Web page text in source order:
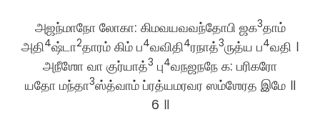
அஜந்மாநோ லோகா: கிமவயவவந்தோபி ஜக3தாம்
அதி4ஷ்டா2தாரம் கிம் ப4வவிதி4ரநாத்3ருத்ய ப4வதி ।
அநீஶோ வா குர்யாத்3 பு4வநஜநநே க: பரிகரோ
யதோ மந்தா3ஸ்த்வாம் ப்ரத்யமரவர ஸம்ஶேரத இமே ॥
6 ॥